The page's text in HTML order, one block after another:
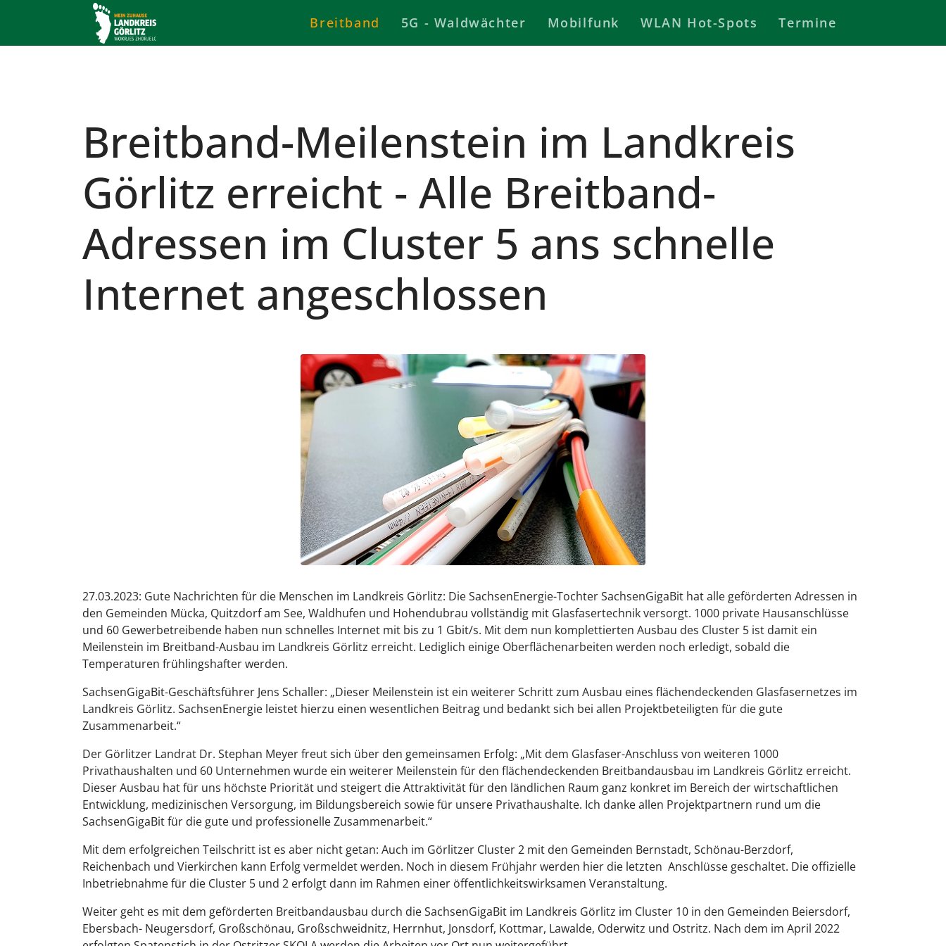
Breitband 5G - Waldwächter Mobilfunk WLAN Hot-Spots Termine
Breitband-Meilenstein im Landkreis
Görlitz erreicht - Alle Breitband-
Adressen im Cluster 5 ans schnelle
Internet angeschlossen
27.03.2023: Gute Nachrichten für die Menschen im Landkreis Görlitz: Die SachsenEnergie-Tochter SachsenGigaBit hat alle geförderten Adressen in
den Gemeinden Mücka, Quitzdorf am See, Waldhufen und Hohendubrau vollständig mit Glasfasertechnik versorgt. 1000 private Hausanschlüsse
und 60 Gewerbetreibende haben nun schnelles Internet mit bis zu 1 Gbit/s. Mit dem nun komplettierten Ausbau des Cluster 5 ist damit ein
Meilenstein im Breitband-Ausbau im Landkreis Görlitz erreicht. Lediglich einige Oberflächenarbeiten werden noch erledigt, sobald die
Temperaturen frühlingshafter werden.
SachsenGigaBit-Geschäftsführer Jens Schaller: „Dieser Meilenstein ist ein weiterer Schritt zum Ausbau eines flächendeckenden Glasfasernetzes im
Landkreis Görlitz. SachsenEnergie leistet hierzu einen wesentlichen Beitrag und bedankt sich bei allen Projektbeteiligten für die gute
Zusammenarbeit.“
Der Görlitzer Landrat Dr. Stephan Meyer freut sich über den gemeinsamen Erfolg: „Mit dem Glasfaser-Anschluss von weiteren 1000
Privathaushalten und 60 Unternehmen wurde ein weiterer Meilenstein für den flächendeckenden Breitbandausbau im Landkreis Görlitz erreicht.
Dieser Ausbau hat für uns höchste Priorität und steigert die Attraktivität für den ländlichen Raum ganz konkret im Bereich der wirtschaftlichen
Entwicklung, medizinischen Versorgung, im Bildungsbereich sowie für unsere Privathaushalte. Ich danke allen Projektpartnern rund um die
SachsenGigaBit für die gute und professionelle Zusammenarbeit.“
Mit dem erfolgreichen Teilschritt ist es aber nicht getan: Auch im Görlitzer Cluster 2 mit den Gemeinden Bernstadt, Schönau-Berzdorf,
Reichenbach und Vierkirchen kann Erfolg vermeldet werden. Noch in diesem Frühjahr werden hier die letzten Anschlüsse geschaltet. Die offizielle
Inbetriebnahme für die Cluster 5 und 2 erfolgt dann im Rahmen einer öffentlichkeitswirksamen Veranstaltung.
Weiter geht es mit dem geförderten Breitbandausbau durch die SachsenGigaBit im Landkreis Görlitz im Cluster 10 in den Gemeinden Beiersdorf,
Ebersbach- Neugersdorf, Großschönau, Großschweidnitz, Herrnhut, Jonsdorf, Kottmar, Lawalde, Oderwitz und Ostritz. Nach dem im April 2022